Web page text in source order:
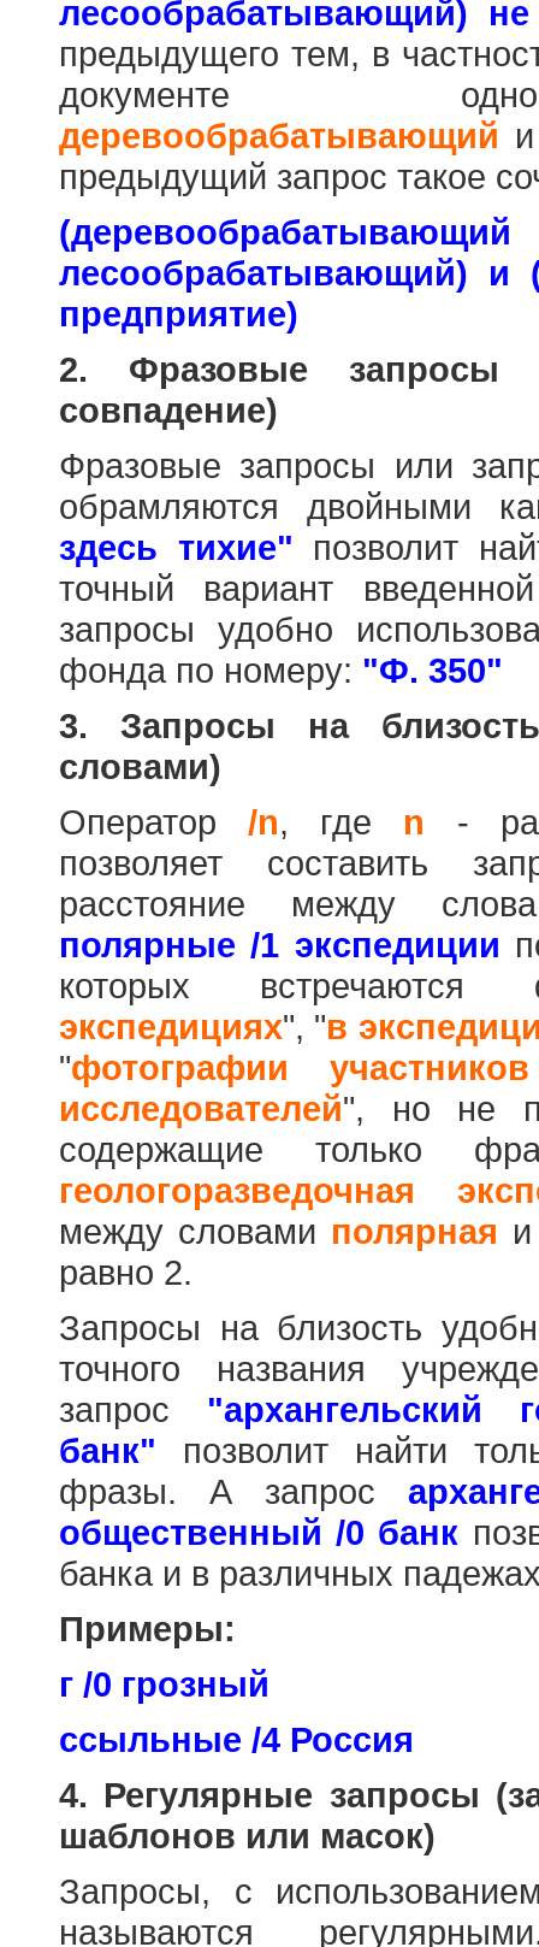
лесообрабатывающий) не
предыдущего тем, в
документе
деревообрабатывающий
предыдущий запрос такое
лесообрабатывающий) и
предприятие)
2. Фразовые запросы
совпадение)
Фразовые запросы или
обрамляются двойными
здесь тихие" позволит
точный вариант
запросы удобно
фонда по номеру: "Ф. 350"
3. Запросы на
словами)
Оператор/n, где n -
позволяет составить
расстояние между
полярные /1 экспедиции
которых
экспедициях", "в
"фотографии
исследователей", но не
содержащие только
геологоразведочная
между словами полярная
равно 2.
Запросы на близость
точного названия
запрос "архангельский
банк" позволит найти
фразы. А запрос
общественный /0 банк
банка и в различных
Примеры:
г /0 грозный
ссыльные /4 Россия
4. Регулярные запросы
шаблонов или масок)
Запросы, с
называются